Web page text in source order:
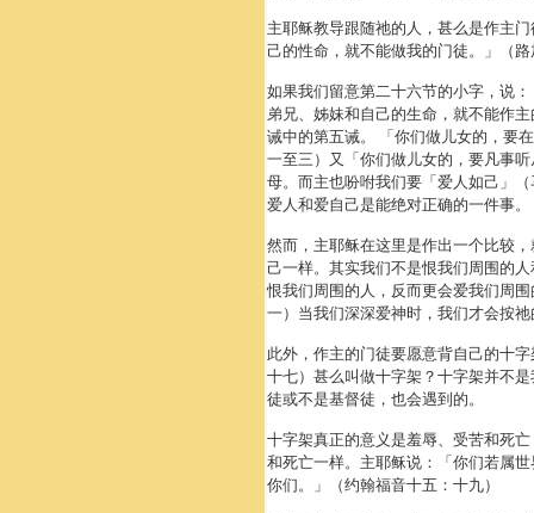
主耶稣教导跟随祂的人，甚么是作主
己的性命，就不能做我的门徒。」（
如果我们留意第二十六节的小字，说
弟兄、姊妹和自己的生命，就不能作
诫中的第五诫。 「你们做儿女的，要
一至三）又「你们做儿女的，要凡事
母。而主也吩咐我们要「爱人如己」
爱人和爱自己是能绝对正确的一件事。
然而，主耶稣在这里是作出一个比较
己一样。其实我们不是恨我们周围的
恨我们周围的人，反而更会爱我们周
一）当我们深深爱神时，我们才会按
此外，作主的门徒要愿意背自己的十
十七）甚么叫做十字架？十字架并不
徒或不是基督徒，也会遇到的。
十字架真正的意义是羞辱、受苦和死
和死亡一样。主耶稣说：「你们若属
你们。」（约翰福音十五：十九）